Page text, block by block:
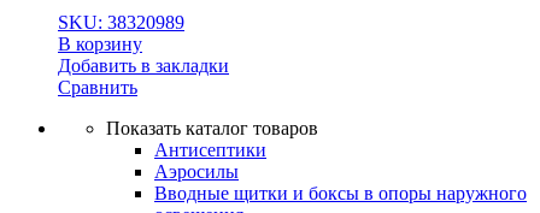
SKU: 38320989
В корзину
Добавить в закладки
Сравнить
Показать каталог товаров
Антисептики
Аэросилы
Вводные щитки и боксы в опоры наружного